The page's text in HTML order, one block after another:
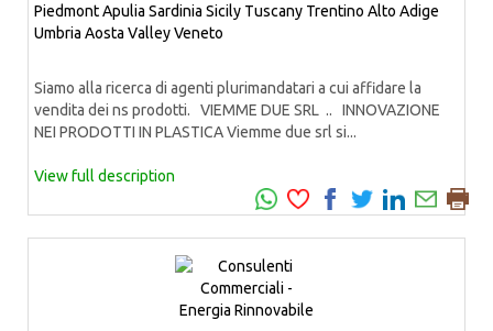
PiedmontApulia Sardinia Sicily Tuscany Trentino Alto Adige
Umbria Aosta ValleyVeneto
Siamo alla ricerca di agenti plurimandatari a cui affidare la
vendita dei ns prodotti. VIEMME DUE SRL .. INNOVAZIONE
NEI PRODOTTI IN PLASTICA Viemme due srl si...
View full description